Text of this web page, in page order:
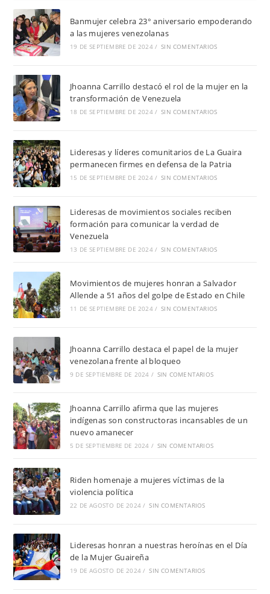
Banmujer celebra 23° aniversario empoderando
a las mujeres venezolanas
19 DE SEPTIEMBRE DE 2024 / SIN COMENTARIOS
Jhoanna Carrillo destacó el rol de la mujer en la
transformación de Venezuela
18 DE SEPTIEMBRE DE 2024 / SIN COMENTARIOS
Lideresas y líderes comunitarios de La Guaira
permanecen firmes en defensa de la Patria
15 DE SEPTIEMBRE DE 2024 / SIN COMENTARIOS
Lideresas de movimientos sociales reciben
formación para comunicar la verdad de
Venezuela
13 DE SEPTIEMBRE DE 2024 / SIN COMENTARIOS
Movimientos de mujeres honran a Salvador
Allende a 51 años del golpe de Estado en Chile
11 DE SEPTIEMBRE DE 2024 / SIN COMENTARIOS
Jhoanna Carrillo destaca el papel de la mujer
venezolana frente al bloqueo
9 DE SEPTIEMBRE DE 2024 / SIN COMENTARIOS
Jhoanna Carrillo afirma que las mujeres
indígenas son constructoras incansables de un
nuevo amanecer
5 DE SEPTIEMBRE DE 2024 / SIN COMENTARIOS
Riden homenaje a mujeres víctimas de la
violencia política
22 DE AGOSTO DE 2024 / SIN COMENTARIOS
Lideresas honran a nuestras heroínas en el Día
de la Mujer Guaireña
19 DE AGOSTO DE 2024 / SIN COMENTARIOS